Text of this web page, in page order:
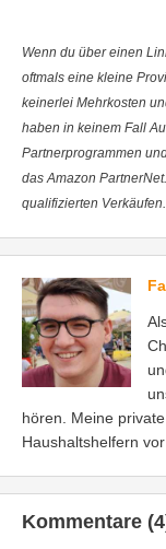
Wenn du über einen
oftmals eine kleine
keinerlei Mehrkosten
haben in keinem Fall
Partnerprogrammen
das Amazon
qualifizierten Verkäufen.
hören. Meine
Haushaltshelfern
Kommentare